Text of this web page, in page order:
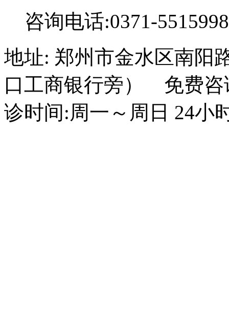
咨询电话:0371-
地址: 郑州市金水区南阳
口工商银行旁） 免费咨
诊时间:周一～周日 24小